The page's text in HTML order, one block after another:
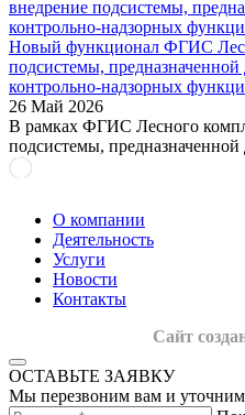
Новый функционал ФГИС
подсистемы, предназначенной
контрольно-надзорных
26 Май 2026
В рамках ФГИС Лесного
подсистемы, предназначенной
О компании
Деятельность
Услуги
Новости
Контакты
Сайт
ОСТАВЬТЕ ЗАЯВКУ
Мы перезвоним вам и уточним